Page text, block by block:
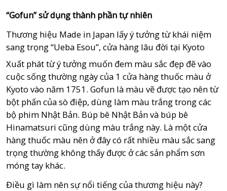
“Gofun” sử dụng thành phần tự nhiên
Thương hiệu Made in Japan lấy ý tưởng từ khái niệm
sang trọng “Ueba Esou”, cửa hàng lâu đời tại Kyoto
Xuất phát từ ý tưởng muốn đem màu sắc đẹp đẽ vào
cuộc sống thường ngày của 1 cửa hàng thuốc màu ở
Kyoto vào năm 1751. Gofun là màu vẽ được tạo nên từ
bột phấn của sò điệp, dùng làm màu trắng trong các
bộ phim Nhật Bản. Búp bê Nhật Bản và búp bê
Hinamatsuri cũng dùng màu trắng này. Là một cửa
hàng thuốc màu nên ở đây có rất nhiều màu sắc sang
trọng thường không thấy được ở các sản phẩm sơn
móng tay khác.
Điều gì làm nên sự nổi tiếng của thương hiệu này?